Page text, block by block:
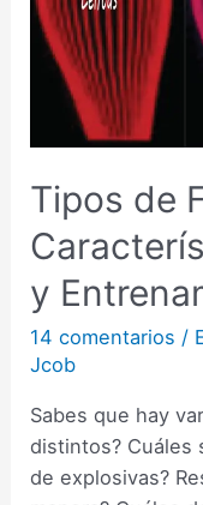
Tipos de
y
14 comentarios /
Jcob
Sabes que hay
distintos? Cuáles
de explosivas?